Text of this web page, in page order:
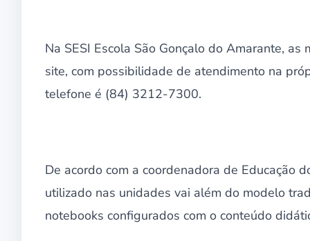
Na SESI Escola São Gonçalo do Amarante,
site, com possibilidade de atendimento na
telefone é (84) 3212-7300.
De acordo com a coordenadora de Educação
utilizado nas unidades vai além do modelo
notebooks configurados com o conteúdo